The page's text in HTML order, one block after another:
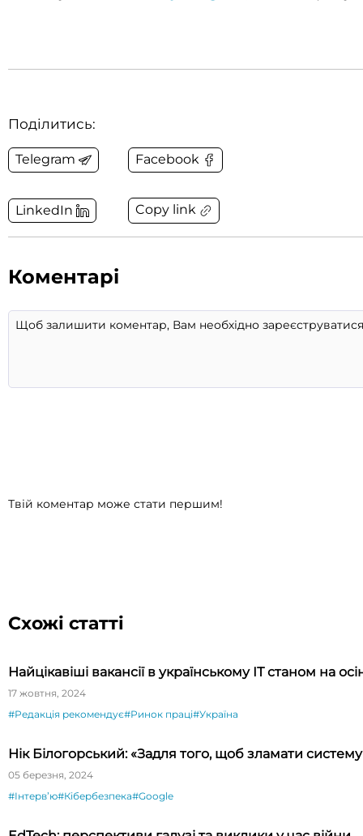
Поділитись:
Telegram Facebook
LinkedIn Copy link
Коментарі
Твій коментар може стати першим!
Схожі статті
Найцікавіші вакансії в українському ІТ станом на
17 жовтня, 2024
#Редакція рекомендує#Ринок праці#Україна
Нік Білогорський: «Задля того, щоб зламати
05 березня, 2024
#Інтервʼю#Кібербезпека#Google